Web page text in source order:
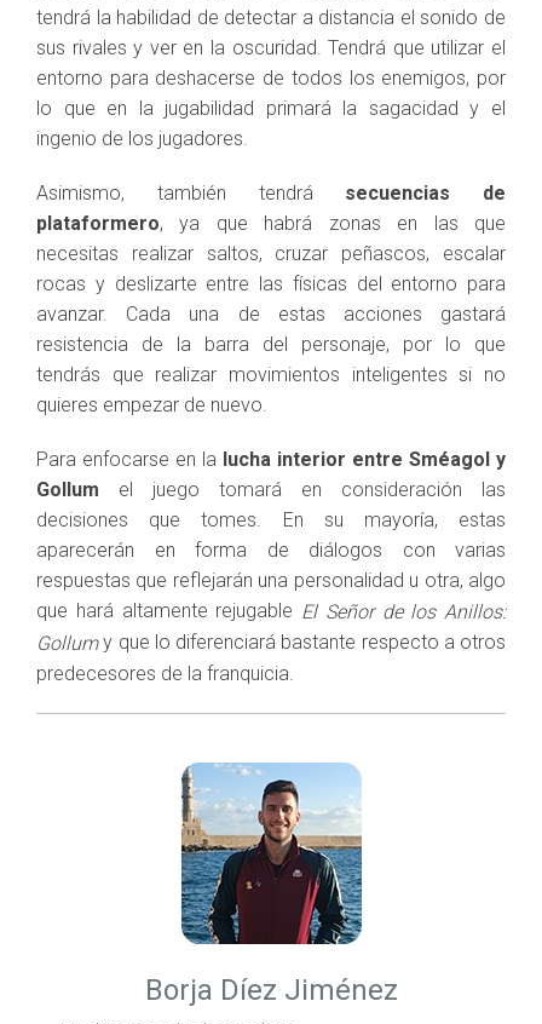
tendrá la habilidad de detectar a distancia el sonido de
sus rivales y ver en la oscuridad. Tendrá que utilizar el
entorno para deshacerse de todos los enemigos, por
lo que en la jugabilidad primará la sagacidad y el
ingenio de los jugadores.
Asimismo, también tendrá secuencias de
plataformero, ya que habrá zonas en las que
necesitas realizar saltos, cruzar peñascos, escalar
rocas y deslizarte entre las físicas del entorno para
avanzar. Cada una de estas acciones gastará
resistencia de la barra del personaje, por lo que
tendrás que realizar movimientos inteligentes si no
quieres empezar de nuevo.
Para enfocarse en la lucha interior entre Sméagol y
Gollum el juego tomará en consideración las
decisiones que tomes. En su mayoría, estas
aparecerán en forma de diálogos con varias
respuestas que reflejarán una personalidad u otra, algo
que hará altamente rejugable El Señor de los Anillos:
Gollumy que lo diferenciará bastante respecto a otros
predecesores de la franquicia.
Borja Díez Jiménez